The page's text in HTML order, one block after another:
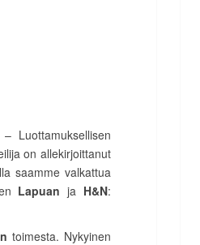
Luottamuksellisen
on allekirjoittanut
saamme valkattua
Lapuan ja H&N:
toimesta. Nykyinen